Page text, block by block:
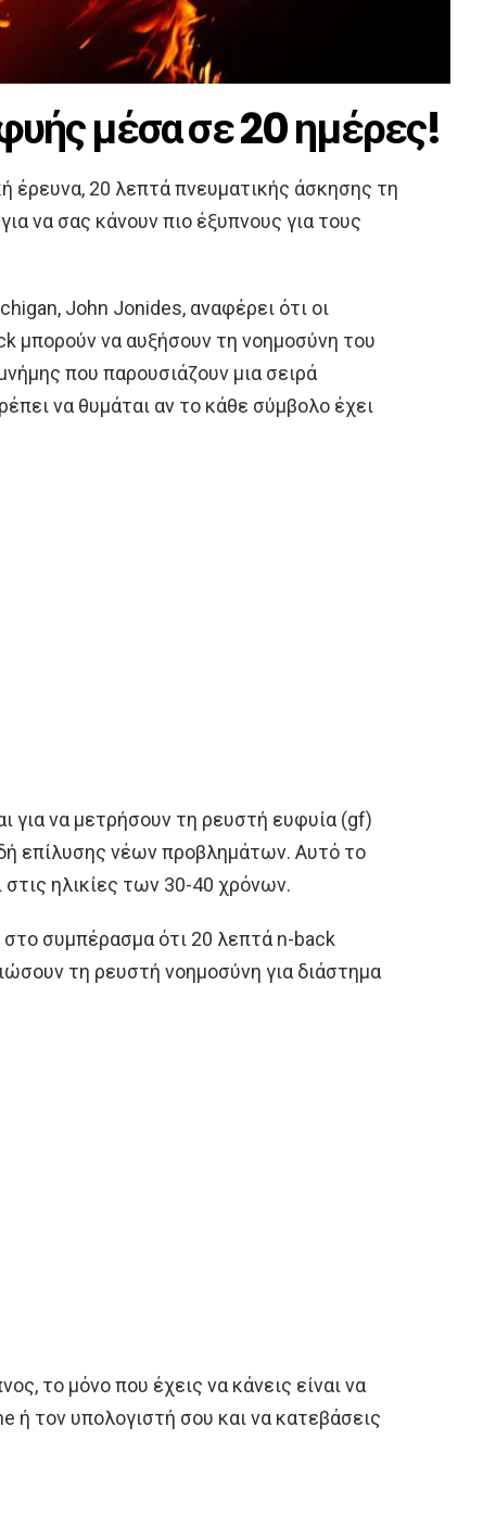
μέσα σε 20 ημέρες!
20 λεπτά πνευματικής άσκησης τη
να σας κάνουν πιο έξυπνους για τους
John Jonides, αναφέρει ότι οι
μπορούν να αυξήσουν τη νοημοσύνη του
που παρουσιάζουν μια σειρά
να θυμάται αν το κάθε σύμβολο έχει
για να μετρήσουν τη ρευστή ευφυία (gf)
επίλυσης νέων προβλημάτων. Αυτό το
ηλικίες των 30-40 χρόνων.
συμπέρασμα ότι 20 λεπτά n-back
τη ρευστή νοημοσύνη για διάστημα
το μόνο που έχεις να κάνεις είναι να
ή τον υπολογιστή σου και να κατεβάσεις